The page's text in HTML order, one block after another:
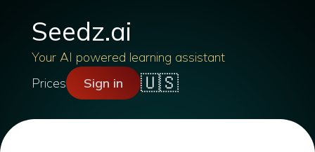
Seedz.ai
Your AI powered learning assistant
Prices
Sign in 🇺🇸